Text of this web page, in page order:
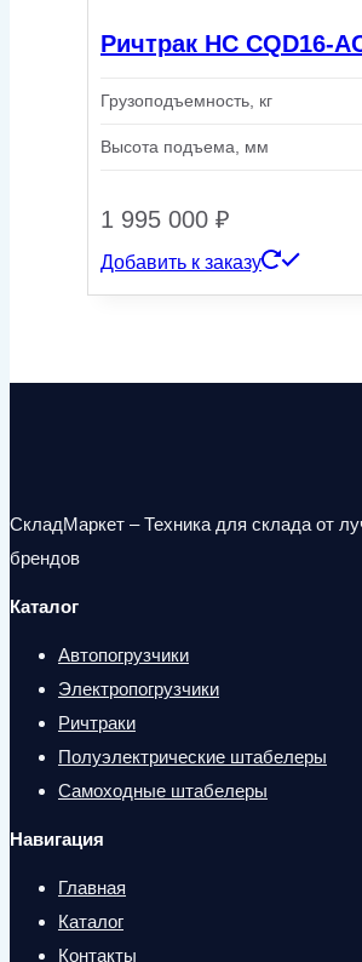
Ричтрак HC CQD16-
Грузоподъемность, кг
Высота подъема, мм
1 995 000 ₽
Добавить к заказу
СкладМаркет – Техника для склада от
брендов
Каталог
Автопогрузчики
Электропогрузчики
Ричтраки
Полуэлектрические штабелеры
Самоходные штабелеры
Навигация
Главная
Каталог
Контакты